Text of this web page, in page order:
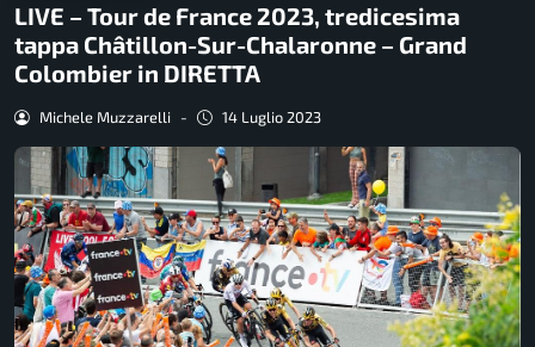
LIVE – Tour de France 2023, tredicesima
tappa Châtillon-Sur-Chalaronne – Grand
Colombier in DIRETTA
Michele Muzzarelli - 14 Luglio 2023